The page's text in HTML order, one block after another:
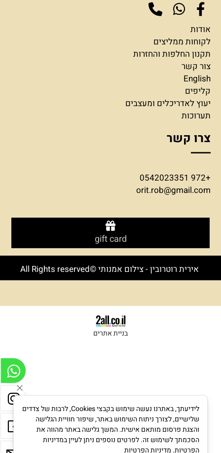
אודות
לקוחות ממליצים
תקנון החלפות והחזרות
צור קשר
English
קליפים
יעוץ לאדריכלים ומעצבים
תערוכות
צרו קשר
+972 0542023351
orit.rob@gmail.com
gift card
אירית רוטרובין - צילום אמנותי ©All Rights reserved
בניית אתרים
לידיעתך, באתרנו נעשה שימוש בקבצי Cookies, לרבות של צדדים
שלישיים, לצורך ניתוח השימוש באתר, שיפור חוויית הגלישה
והצגת פרסום מותאם אישית. המשך גלישה באתר מהווה את
הסכמתך לשימוש זה. לפרטים נוספים ניתן לעיין במדיניות
הפרטיות. מדיניות הפרטיות